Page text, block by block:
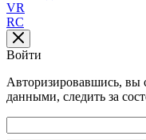
VR
RC
Войти
Авторизировавшись, вы
данными, следить за